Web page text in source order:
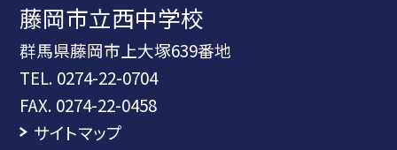
藤岡市立西中学校
群馬県藤岡市上大塚639番地
TEL. 0274-22-0704
FAX. 0274-22-0458
サイトマップ